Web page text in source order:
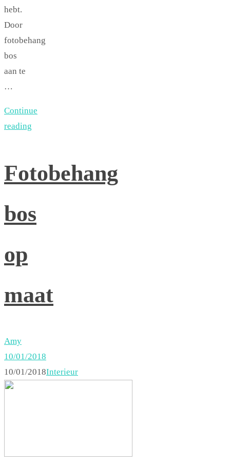
hebt.
Door
fotobehang
bos
aan te
…
Continue
reading
Fotobehang
bos
op
maat
Amy
10/01/2018
10/01/2018Interieur